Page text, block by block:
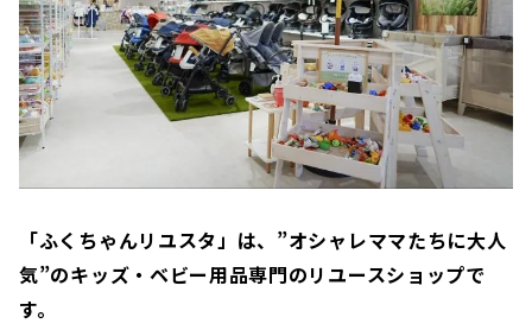
「ふくちゃんリユスタ」は、”オシャレママたちに大人
気”のキッズ・ベビー用品専門のリユースショップで
す。